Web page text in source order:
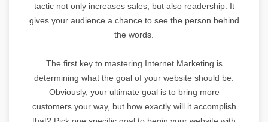
tactic not only increases sales, but also readership. It
gives your audience a chance to see the person behind
the words.
The first key to mastering Internet Marketing is
determining what the goal of your website should be.
Obviously, your ultimate goal is to bring more
customers your way, but how exactly will it accomplish